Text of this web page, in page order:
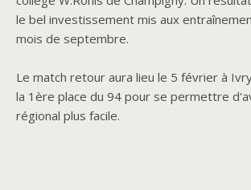
le bel investissement mis aux
mois de septembre.
Le match retour aura lieu le 5 février à
la 1ère place du 94 pour se permettre
régional plus facile.